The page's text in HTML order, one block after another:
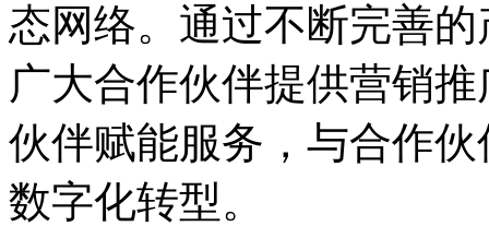
态网络。通过不断完善的
广大合作伙伴提供营销推广
伙伴赋能服务，与合作
数字化转型。